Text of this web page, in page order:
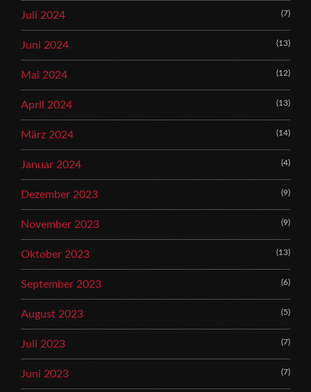
Juli 2024 (7)
Juni 2024 (13)
Mai 2024 (12)
April 2024 (13)
März 2024 (14)
Januar 2024 (4)
Dezember 2023 (9)
November 2023 (9)
Oktober 2023 (13)
September 2023 (6)
August 2023 (5)
Juli 2023 (7)
Juni 2023 (7)